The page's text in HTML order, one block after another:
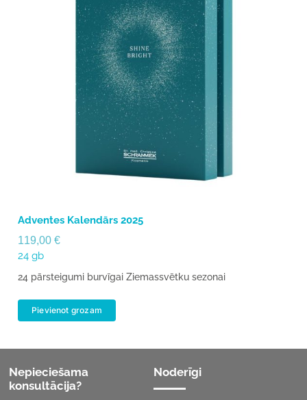
Adventes Kalendārs 2025
119,00€
24 gb
24 pārsteigumi burvīgai Ziemassvētku sezonai
Pievienot grozam
Nepieciešama
konsultācija?
Noderīgi